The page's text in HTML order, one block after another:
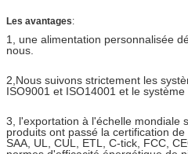
Les avantages:
1, une alimentation personnalisée
nous.
2, Nous suivons strictement les
ISO9001 et ISO14001 et le système
3, l'exportation à l'échelle mondiale
produits ont passé la certification de
SAA, UL, CUL, ETL, C-tick, FCC,